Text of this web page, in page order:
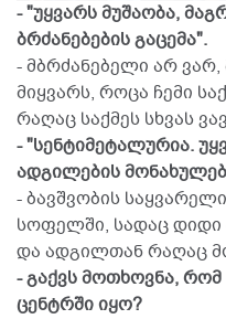
- "უყვარს მუშაობა,
ბრძანებების გაცემა".
- მბრძანებელი არ ვარ,
მიყვარს, როცა ჩემი
რაღაც საქმეს სხვას
- "სენტიმეტალურია.
ადგილების
- ბავშვობის
სოფელში, სადაც დიდი
და ადგილთან რაღაც
- გაქვს მოთხოვნა,
ცენტრში იყო?